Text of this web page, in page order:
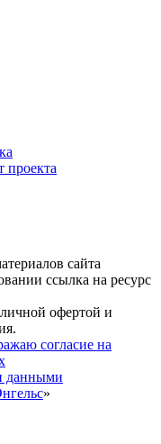
проекта
сайта
ссылка на ресурс
офертой и
согласие на
данными
»